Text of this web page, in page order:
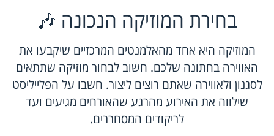
בחירת המוזיקה הנכונה 🎶
המוזיקה היא אחד מהאלמנטים המרכזיים שיקבעו את
האווירה בחתונה שלכם. חשוב לבחור מוזיקה שתתאים
לסגנון ולאווירה שאתם רוצים ליצור. חשבו על הפלייליסט
שילווה את האירוע מהרגע שהאורחים מגיעים ועד
לריקודים המסחררים.